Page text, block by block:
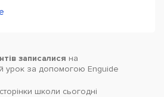
записалися на
урок за допомогою Enguide
сторінки школи cьогодні